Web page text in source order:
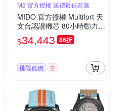
M2 官方授權 送禮最佳首選
MIDO 官方授權 Multifort 天
文台認證機芯 80小時動力機
械腕錶M0384311109700/4
2mm
$34,443 86折
挑戰低價 券